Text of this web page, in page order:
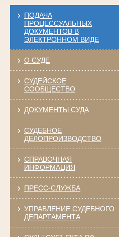
ПОДАЧА
ПРОЦЕССУАЛЬНЫХ
ДОКУМЕНТОВ В
ЭЛЕКТРОННОМ ВИДЕ
О СУДЕ
СУДЕЙСКОЕ
СООБЩЕСТВО
ДОКУМЕНТЫ СУДА
СУДЕБНОЕ
ДЕЛОПРОИЗВОДСТВО
СПРАВОЧНАЯ
ИНФОРМАЦИЯ
ПРЕСС-СЛУЖБА
УПРАВЛЕНИЕ СУДЕБНОГО
ДЕПАРТАМЕНТА